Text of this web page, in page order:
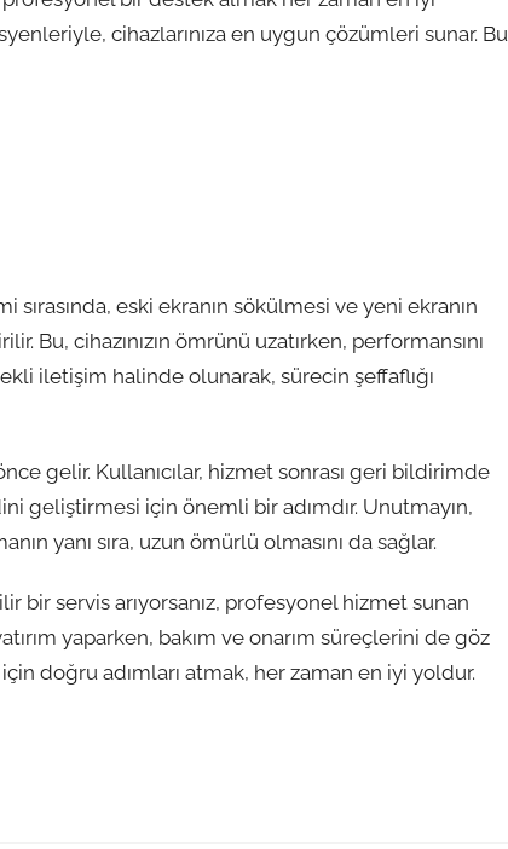
cihazlarınıza en uygun çözümleri sunar. Bu
eski ekranın sökülmesi ve yeni ekranın
Bu, cihazınızın ömrünü uzatırken, performansını
iletişim halinde olunarak, sürecin şeffaflığı
gelir. Kullanıcılar, hizmet sonrası geri bildirimde
geliştirmesi için önemli bir adımdır. Unutmayın,
yanı sıra, uzun ömürlü olmasını da sağlar.
bir servis arıyorsanız, profesyonel hizmet sunan
yaparken, bakım ve onarım süreçlerini de göz
doğru adımları atmak, her zaman en iyi yoldur.